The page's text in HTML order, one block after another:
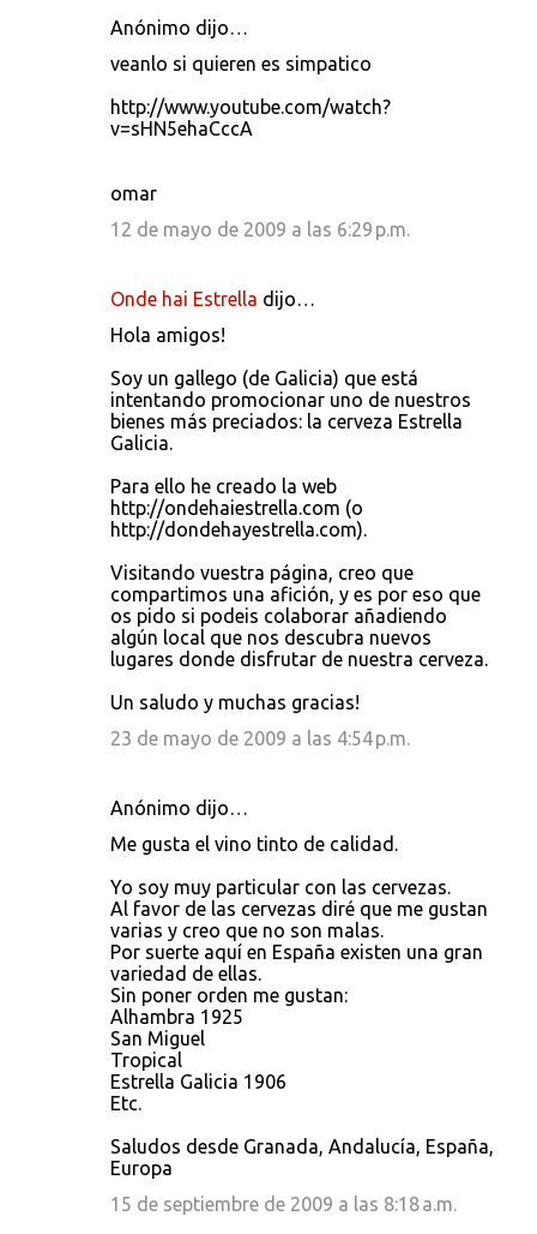
Anónimo dijo…
veanlo si quieren es simpatico
http://www.youtube.com/watch?
v=sHN5ehaCccA
omar
12 de mayo de 2009 a las 6:29 p.m.
Onde hai Estrella dijo…
Hola amigos!
Soy un gallego (de Galicia) que está
intentando promocionar uno de nuestros
bienes más preciados: la cerveza Estrella
Galicia.
Para ello he creado la web
http://ondehaiestrella.com (o
http://dondehayestrella.com).
Visitando vuestra página, creo que
compartimos una afición, y es por eso que
os pido si podeis colaborar añadiendo
algún local que nos descubra nuevos
lugares donde disfrutar de nuestra cerveza.
Un saludo y muchas gracias!
23 de mayo de 2009 a las 4:54 p.m.
Anónimo dijo…
Me gusta el vino tinto de calidad.
Yo soy muy particular con las cervezas.
Al favor de las cervezas diré que me gustan
varias y creo que no son malas.
Por suerte aquí en España existen una gran
variedad de ellas.
Sin poner orden me gustan:
Alhambra 1925
San Miguel
Tropical
Estrella Galicia 1906
Etc.
Saludos desde Granada, Andalucía, España,
Europa
15 de septiembre de 2009 a las 8:18 a.m.